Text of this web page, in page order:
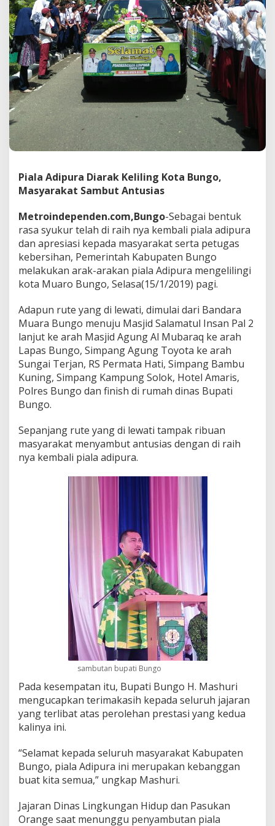
g
K
o
t
a
B
u
o
M
a
s
a
r
a
a
t
S
a
m
b
u
A
n
t
u
s
i
s
Piala Adipura Diarak Keliling Kota Bungo,
Masyarakat Sambut Antusias
Metroindependen.com,Bungo-Sebagai bentuk
rasa syukur telah di raih nya kembali piala adipura
dan apresiasi kepada masyarakat serta petugas
kebersihan, Pemerintah Kabupaten Bungo
melakukan arak-arakan piala Adipura mengelilingi
kota Muaro Bungo, Selasa(15/1/2019) pagi.
Adapun rute yang di lewati, dimulai dari Bandara
Muara Bungo menuju Masjid Salamatul Insan Pal 2
lanjut ke arah Masjid Agung Al Mubaraq ke arah
Lapas Bungo, Simpang Agung Toyota ke arah
Sungai Terjan, RS Permata Hati, Simpang Bambu
Kuning, Simpang Kampung Solok, Hotel Amaris,
Polres Bungo dan finish di rumah dinas Bupati
Bungo.
Sepanjang rute yang di lewati tampak ribuan
masyarakat menyambut antusias dengan di raih
nya kembali piala adipura.
sambutan bupati Bungo
Pada kesempatan itu, Bupati Bungo H. Mashuri
mengucapkan terimakasih kepada seluruh jajaran
yang terlibat atas perolehan prestasi yang kedua
kalinya ini.
“Selamat kepada seluruh masyarakat Kabupaten
Bungo, piala Adipura ini merupakan kebanggan
buat kita semua,” ungkap Mashuri.
Jajaran Dinas Lingkungan Hidup dan Pasukan
Orange saat menunggu penyambutan piala